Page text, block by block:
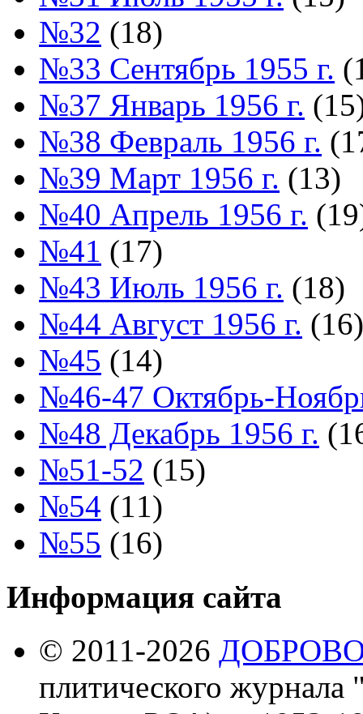
№32 (18)
№33 Сентябрь 1955 г.
№37 Январь 1956 г.
№38 Февраль 1956 г.
№39 Март 1956 г. (13)
№40 Апрель 1956 г.
№41 (17)
№43 Июль 1956 г. (18)
№44 Август 1956 г. (16)
№45 (14)
№46-47 Октябрь-
№48 Декабрь 1956 г.
№51-52 (15)
№54 (11)
№55 (16)
Информация сайта
© 2011-2026
плитического